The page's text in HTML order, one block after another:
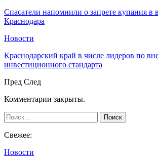
Спасатели напомнили о запрете купания в
Краснодара
Новости
Краснодарский край в числе лидеров по
инвестиционного стандарта
Пред След
Комментарии закрыты.
Свежее:
Новости